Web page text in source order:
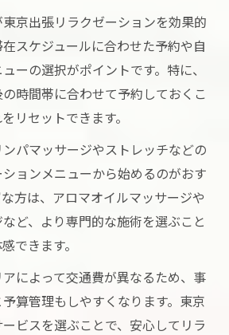
京出張リラクゼーションを効果的
スケジュールに合わせた予約や自
ーの選択がポイントです。特に、
時間帯に合わせて予約しておくこ
リセットできます。
パマッサージやストレッチなどの
ョンメニューから始めるのがおす
方は、アロマオイルマッサージや
ど、より専門的な施術を選ぶこと
できます。
によって交通費が異なるため、事
算管理もしやすくなります。東京
ビスを選ぶことで、安心してリラ